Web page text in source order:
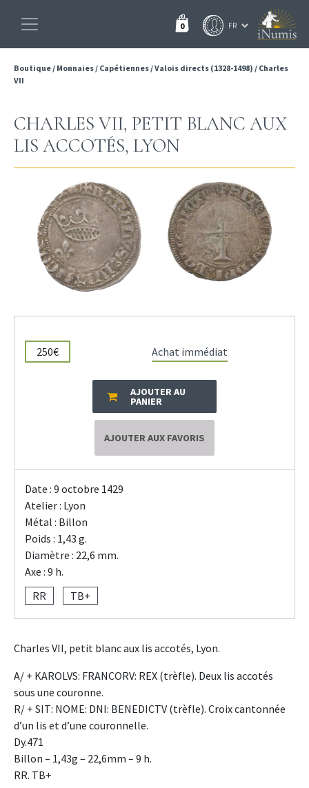
0
Boutique/ Monnaies/ Capétiennes/Valois directs (1328-1498) / Charles
VII
CHARLES VII, PETIT BLANC AUX
LIS ACCOTÉS, LYON
250€ Achat immédiat
AJOUTER AU
PANIER
AJOUTER AUX FAVORIS
Date : 9 octobre 1429
Atelier : Lyon
Métal : Billon
Poids : 1,43 g.
Diamètre : 22,6 mm.
Axe : 9 h.
RR
TB+
Charles VII, petit blanc aux lis accotés, Lyon.
A/ + KAROLVS: FRANCORV: REX (trèfle). Deux lis accotés
sous une couronne.
R/ + SIT: NOME: DNI: BENEDICTV (trèfle). Croix cantonnée
d’un lis et d’une couronnelle.
Dy.471
Billon – 1,43g – 22,6mm – 9 h.
RR. TB+